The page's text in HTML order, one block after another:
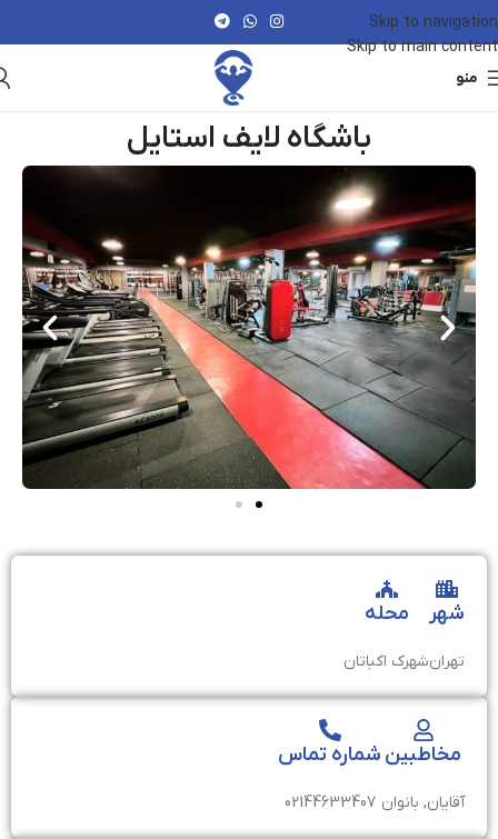
Skip to navigation
Skip to main content
منو
باشگاه لایف استایل
شهر
تهران
محله
شهرک اکباتان
مخاطبین
آقایان, بانوان
شماره تماس
02144633407